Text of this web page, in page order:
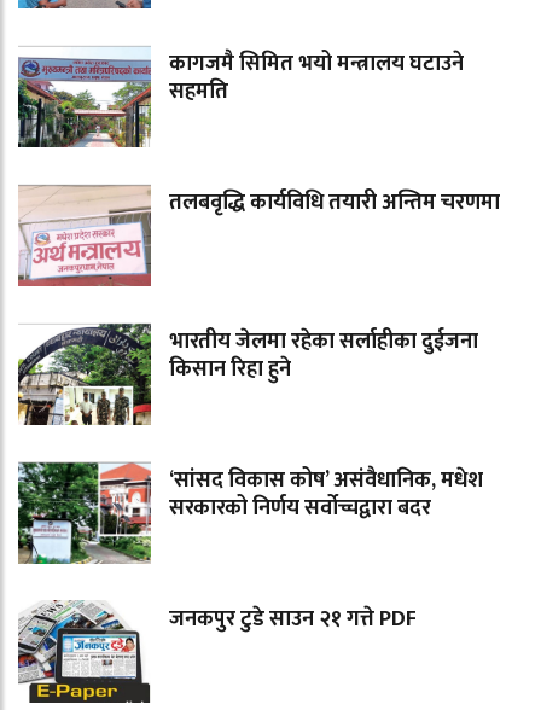
कागजमै सिमित भयो मन्त्रालय घटाउने
सहमति
तलबवृद्धि कार्यविधि तयारी अन्तिम चरणमा
भारतीय जेलमा रहेका सर्लाहीका दुईजना
किसान रिहा हुने
‘सांसद विकास कोष’ असंवैधानिक, मधेश
सरकारको निर्णय सर्वोच्चद्वारा बदर
जनकपुर टुडे साउन २१ गत्ते PDF